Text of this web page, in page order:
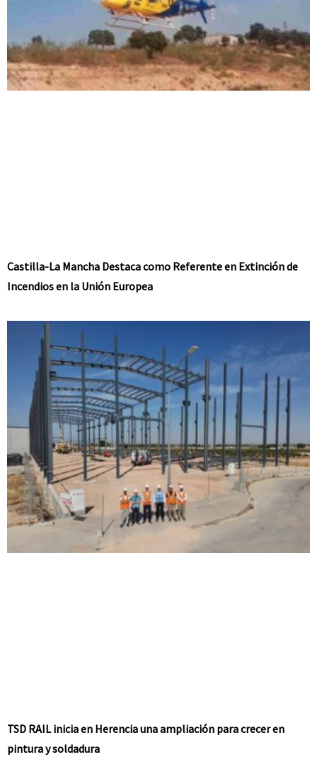
Castilla-La Mancha Destaca como Referente en Extinción de
Incendios en la Unión Europea
TSD RAIL inicia en Herencia una ampliación para crecer en
pintura y soldadura